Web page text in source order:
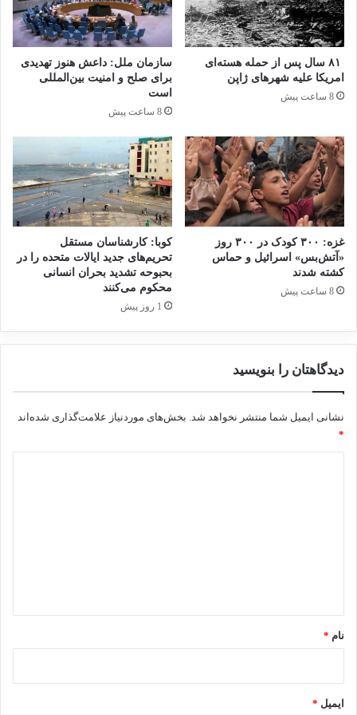
مجرمانه از یادها نرفته است.
تروریسم داعش فضای مجازی
کپی لینک
۸۱ سال پس از حمله هسته‌ای
امریکا علیه شهرهای ژاپن
8 ساعت پیش
سازمان ملل: داعش هنوز تهدیدی
برای صلح و امنیت بین‌المللی
است
8 ساعت پیش
غزه: ۳۰۰ کودک در ۳۰۰ روز
«آتش‌بس» اسرائیل و حماس
کشته شدند
8 ساعت پیش
کوبا: کارشناسان مستقل
تحریم‌های جدید ایالات متحده را در
بحبوحه تشدید بحران انسانی
محکوم می‌کنند
1 روز پیش
دیدگاهتان را بنویسید
نشانی ایمیل شما منتشر نخواهد شد. بخش‌های موردنیاز علامت‌گذاری شده‌اند
*
نام *
ایمیل *